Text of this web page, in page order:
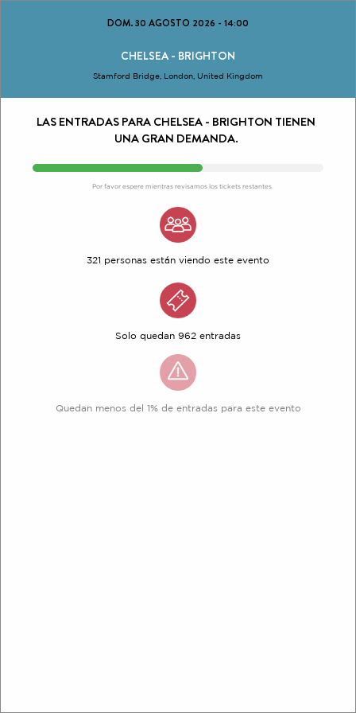
DOM. 30 AGOSTO 2026 - 14:00
CHELSEA - BRIGHTON
Stamford Bridge, London, United Kingdom
LAS ENTRADAS PARA CHELSEA - BRIGHTON TIENEN
UNA GRAN DEMANDA.
Por favor espere mientras revisamos los tickets restantes
321 personas están viendo este evento
Solo quedan 962 entradas
Quedan menos del 1% de entradas para este evento